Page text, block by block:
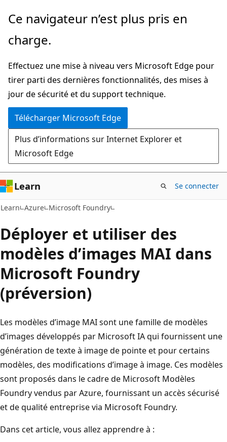
Passer
directement
au
principal
Ce navigateur n’est plus pris en
charge.
Effectuez une mise à niveau vers Microsoft Edge pour
tirer parti des dernières fonctionnalités, des mises à
jour de sécurité et du support technique.
Télécharger Microsoft Edge
Plus d’informations sur Internet Explorer et
Microsoft Edge
Learn Se connecter
Learn Azure Microsoft Foundry
Déployer et utiliser des
modèles d’images MAI dans
Microsoft Foundry
(préversion)
Les modèles d’image MAI sont une famille de modèles
d’images développés par Microsoft IA qui fournissent une
génération de texte à image de pointe et pour certains
modèles, des modifications d’image à image. Ces modèles
sont proposés dans le cadre de Microsoft Modèles
Foundry vendus par Azure, fournissant un accès sécurisé
et de qualité entreprise via Microsoft Foundry.
Dans cet article, vous allez apprendre à :